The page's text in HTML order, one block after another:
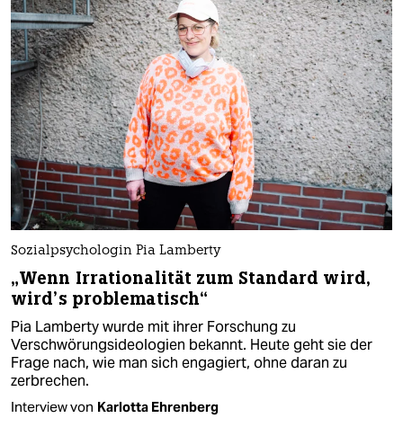
Sozialpsychologin Pia Lamberty
„Wenn Irrationalität zum Standard wird,
wird’s problematisch“
Pia Lamberty wurde mit ihrer Forschung zu
Verschwörungsideologien bekannt. Heute geht sie der
Frage nach, wie man sich engagiert, ohne daran zu
zerbrechen.
Interview von Karlotta Ehrenberg